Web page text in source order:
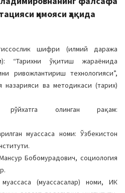
ҳимояси ҳақида
шифри (илмий даража
“Тарихни ўқитиш жараёнида
ривожлантириш технологияси”,
назарияси ва методикаси (тарих)
рўйхатга олинган рақам:
муассаса номи: Ўзбекистон
Бобомурадович, социология
(муассасалар) номи, ИК